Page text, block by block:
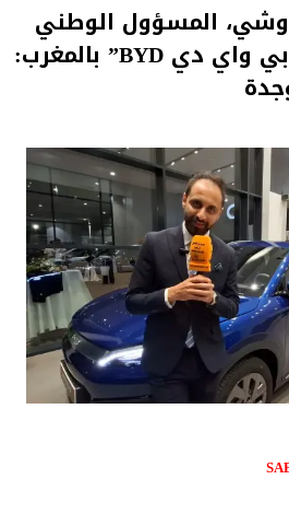
المسؤول الوطني
للمبيعات سيارات “بي واي دي BYD” بالمغرب: